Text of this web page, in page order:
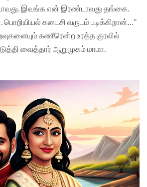
இவங்க என் இரண்டாவது தங்கை.
கடைசி வருடம் படிக்கிறான்…”
கணீரென்ற உரத்த குரலில்
வைத்தார் ஆறுமுகம் மாமா.